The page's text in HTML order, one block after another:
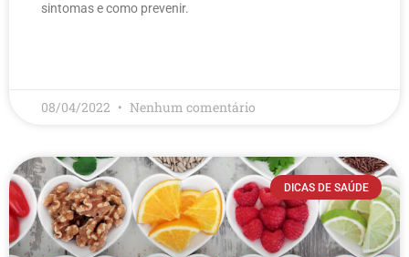
sintomas e como prevenir.
08/04/2022 Nenhum comentário
DICAS DE SAÚDE